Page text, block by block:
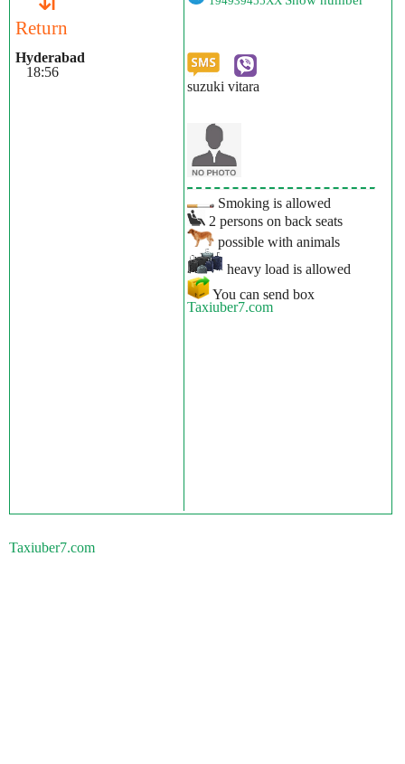
Return
Hyderabad
18:56
suzuki vitara
Smoking is allowed
2 persons on back seats
possible with animals
heavy load is allowed
You can send box
Taxiuber7.com
Taxiuber7.com